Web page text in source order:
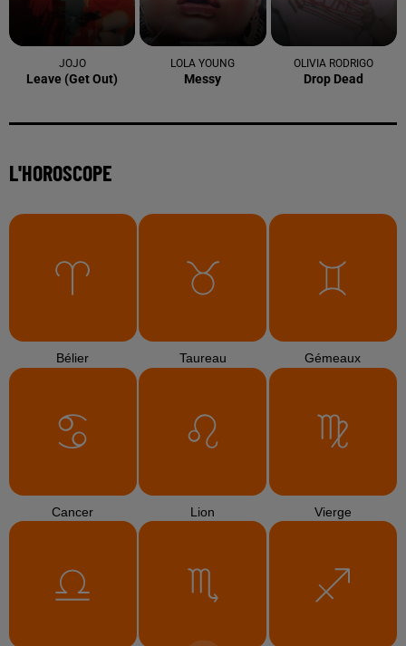
JOJO
Leave (get Out)
LOLA YOUNG
Messy
OLIVIA RODRIGO
Drop Dead
L'HOROSCOPE
Bélier Taureau Gémeaux
Cancer Lion Vierge